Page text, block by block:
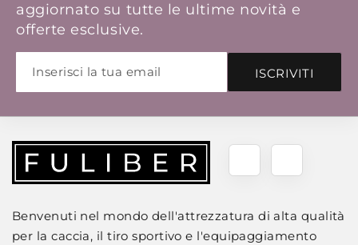
aggiornato su tutte le ultime novità e
offerte esclusive.
ISCRIVITI
Benvenuti nel mondo dell'attrezzatura di alta qualità
per la caccia, il tiro sportivo e l'equipaggiamento